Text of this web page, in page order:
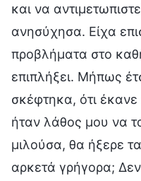
και να
ανησύχησα. Είχα
προβλήματα στο
επιπλήξει. Μήπως
σκέφτηκα, ότι
ήταν λάθος μου να
μιλούσα, θα ήξερε
αρκετά γρήγορα; Δεν